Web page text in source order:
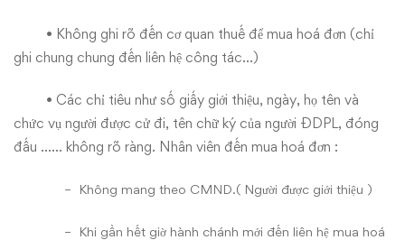
• Không ghi rõ đến cơ quan thuế để mua hoá đơn (chỉ
ghi chung chung đến liên hệ công tác…)
• Các chỉ tiêu như số giấy giới thiệu, ngày, họ tên và
chức vụ người được cử đi, tên chữ ký của người ĐDPL, đóng
đấu …… không rõ ràng. Nhân viên đến mua hoá đơn :
– Không mang theo CMND.( Người được giới thiệu )
– Khi gần hết giờ hành chánh mới đến liên hệ mua hoá